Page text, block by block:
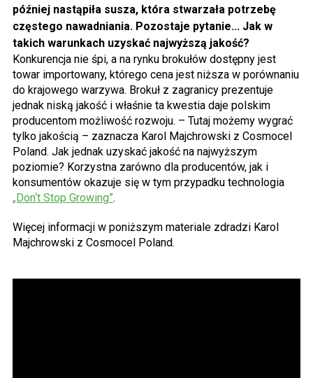
później nastąpiła susza, która stwarzała potrzebę
częstego nawadniania. Pozostaje pytanie... Jak w
takich warunkach uzyskać najwyższą jakość?
Konkurencja nie śpi, a na rynku brokułów dostępny jest
towar importowany, którego cena jest niższa w porównaniu
do krajowego warzywa. Brokuł z zagranicy prezentuje
jednak niską jakość i właśnie ta kwestia daje polskim
producentom możliwość rozwoju. – Tutaj możemy wygrać
tylko jakością – zaznacza Karol Majchrowski z Cosmocel
Poland. Jak jednak uzyskać jakość na najwyższym
poziomie? Korzystna zarówno dla producentów, jak i
konsumentów okazuje się w tym przypadku technologia
„Don‘t Stop Growing”.
Więcej informacji w poniższym materiale zdradzi Karol
Majchrowski z Cosmocel Poland.